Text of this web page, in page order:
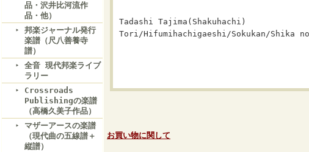
品・沢井比河流作
品・他）
邦楽ジャーナル発行
楽譜（尺八善養寺
譜）
全音 現代邦楽ライブ
ラリー
Crossroads
Publishingの楽譜
（高橋久美子作品）
マザーアースの楽譜
（現代曲の五線譜＋
縦譜）
Tadashi Tajima(Shakuhachi)
Tori/Hifumihachigaeshi/Sokukan/Shika no
お買い物に関して